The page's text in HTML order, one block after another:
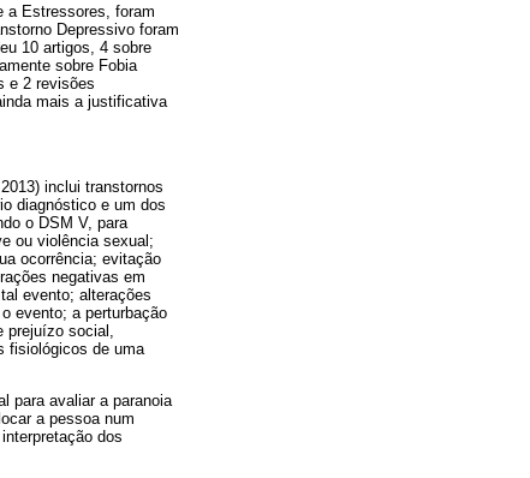
a Estressores, foram
Depressivo foram
10 artigos, 4 sobre
sobre Fobia
e 2 revisões
mais a justificativa
inclui transtornos
diagnóstico e um dos
o DSM V, para
ou violência sexual;
ocorrência; evitação
negativas em
evento; alterações
evento; a perturbação
prejuízo social,
fisiológicos de uma
para avaliar a paranoia
a pessoa num
dos